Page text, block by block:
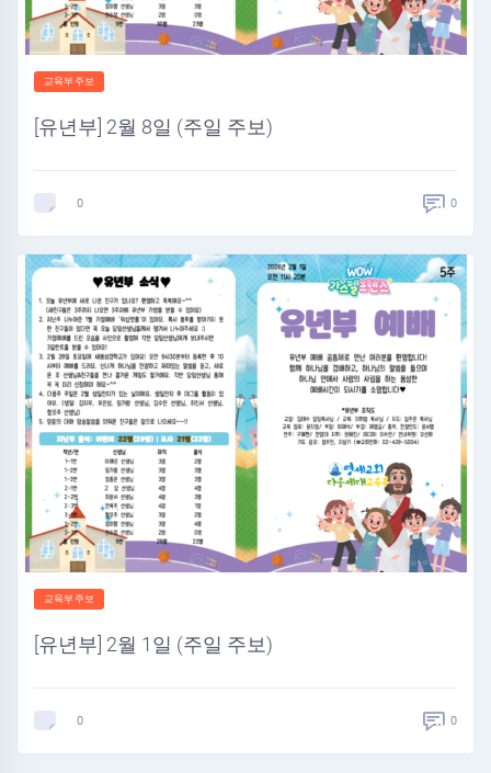
교육부주보
[유년부] 2월 8일 (주일 주보)
0 0
교육부주보
[유년부] 2월 1일 (주일 주보)
0 0